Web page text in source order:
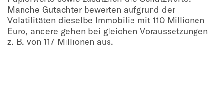
Manche Gutachter bewerten aufgrund der
Volatilitäten dieselbe Immobilie mit 110 Millionen
Euro, andere gehen bei gleichen Voraussetzungen
z. B. von 117 Millionen aus.